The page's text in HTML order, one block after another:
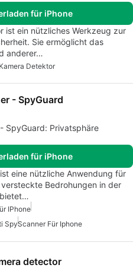
für iPhone
ist ein nützliches Werkzeug zur
Sie ermöglicht das
anderer…
Kamera Detektor
- SpyGuard
SpyGuard: Privatsphäre
für iPhone
eine nützliche Anwendung für
Bedrohungen in der
IPhone
SpyScanner Für Iphone
detector